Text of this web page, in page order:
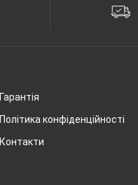
Гарантія
Політика конфіденційності
Контакти